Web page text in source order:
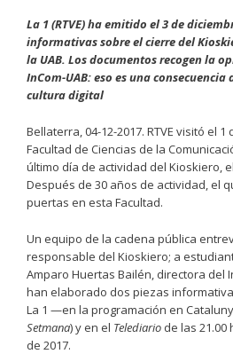
La 1 (RTVE) ha emitido el 3 de
informativas sobre el cierre del
la UAB. Los documentos recogen la
InCom-UAB: eso es una
cultura digital
Bellaterra, 04-12-2017. RTVE visitó el
Facultad de Ciencias de la
último día de actividad del Kioskiero,
Después de 30 años de actividad, el
puertas en esta Facultad.
Un equipo de la cadena pública
responsable del Kioskiero; a
Amparo Huertas Bailén, directora del
han elaborado dos piezas
La 1 —en la programación en
Setmana) y en el Telediario de las
de 2017.